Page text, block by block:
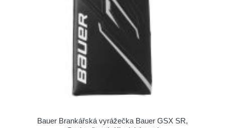
Bauer Brankářská vyrážečka Bauer GSX SR,